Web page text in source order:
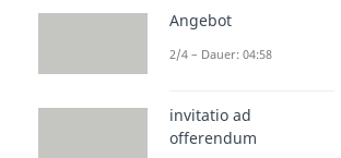
Nicht direkt. Du
Angebot
dem
vorstellen. Nur wenn
akzeptiert, kommt ein
zustande. Da der
Angebot
2/4 – Dauer: 04:58
invitatio ad
offerendum